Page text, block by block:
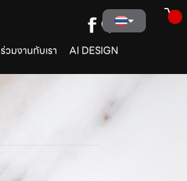
ร่วมงานกับเรา AI DESIGN